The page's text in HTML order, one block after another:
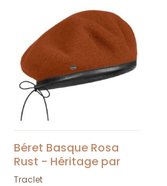
Béret Basque Rosa
Rust - Héritage par
Laulhère
Traclet